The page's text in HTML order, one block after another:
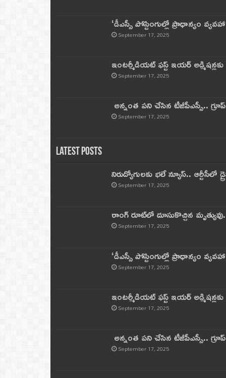
‘డీఎస్సీ పోస్టింగుల్లో ప్రాధాన్యం
September 17, 2025
ఇంటర్మీడియట్ ఫస్ట్‌ ఇయర్‌
September 17, 2025
అన్నంత పని చేసిన టీజీపీఎస్సీ..
September 17, 2025
Latest Posts
నిరుద్యోగులకు భలే న్యూస్.. ఆర్టీసీలో
September 17, 2025
రాంగ్ రూట్‌లో దూసుకొచ్చిన
September 17, 2025
‘డీఎస్సీ పోస్టింగుల్లో ప్రాధాన్యం
September 17, 2025
ఇంటర్మీడియట్ ఫస్ట్‌ ఇయర్‌
September 17, 2025
అన్నంత పని చేసిన టీజీపీఎస్సీ..
September 17, 2025